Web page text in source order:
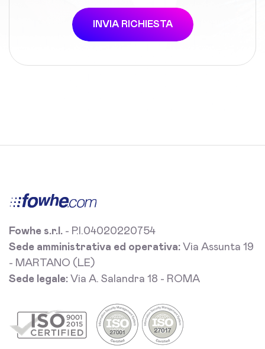
INVIA RICHIESTA
Fowhe s.r.l. - P.I.04020220754
Sede amministrativa ed operativa: Via Assunta 19
- MARTANO (LE)
Sede legale: Via A. Salandra 18 - ROMA